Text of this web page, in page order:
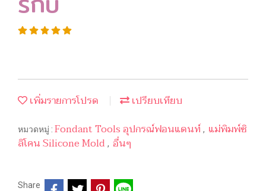
เพิ่มรายการโปรด เปรียบเทียบ
หมวดหมู่ : Fondant Tools อุปกรณ์ฟอนแดนท์ , แม่พิมพ์ซิ
ลิโคน Silicone Mold , อื่นๆ
Share